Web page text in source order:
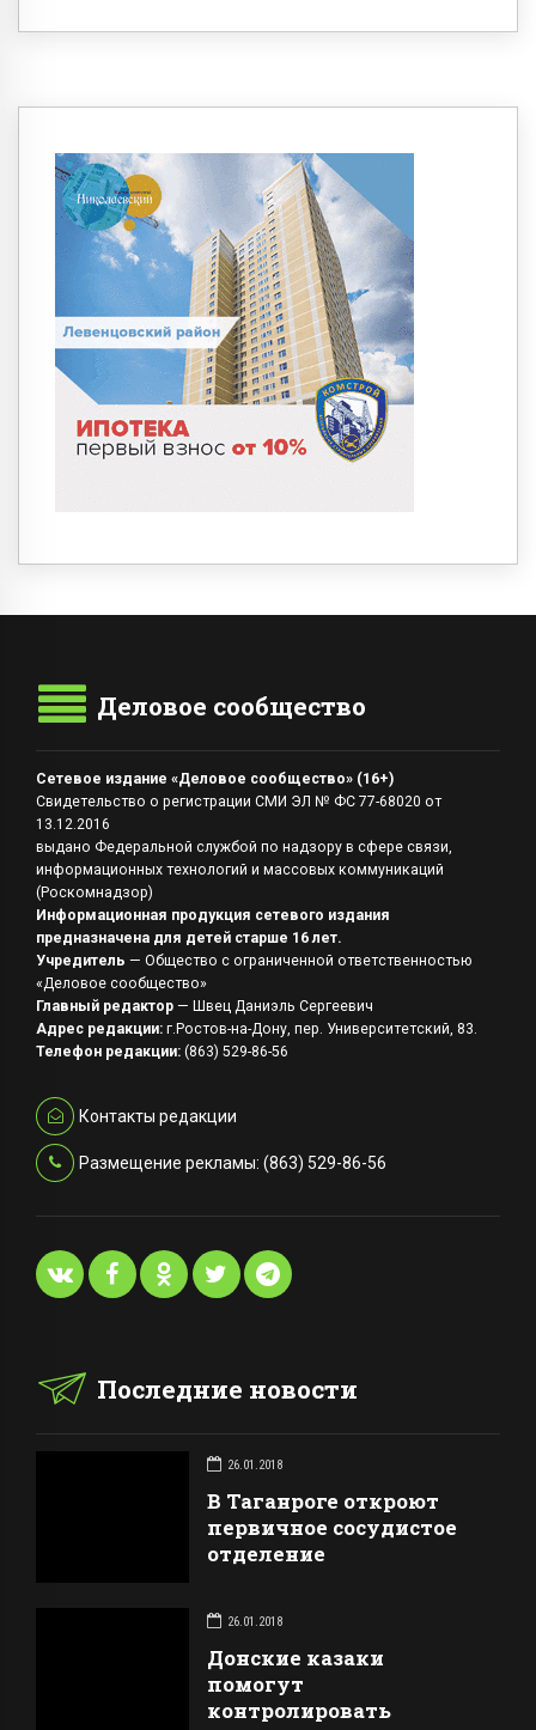
Деловое сообщество
Сетевое издание «Деловое сообщество» (16+)
Свидетельство о регистрации СМИ ЭЛ № ФС 77-68020 от
13.12.2016
выдано Федеральной службой по надзору в сфере связи,
информационных технологий и массовых коммуникаций
(Роскомнадзор)
Информационная продукция сетевого издания
предназначена для детей старше 16 лет.
Учредитель — Общество с ограниченной ответственностью
«Деловое сообщество»
Главный редактор — Швец Даниэль Сергеевич
Адрес редакции: г.Ростов-на-Дону, пер. Университетский, 83.
Телефон редакции: (863) 529-86-56
Контакты редакции
Размещение рекламы: (863) 529-86-56
Последние новости
26.01.2018
В Таганроге откроют
первичное сосудистое
отделение
26.01.2018
Донские казаки
помогут
контролировать